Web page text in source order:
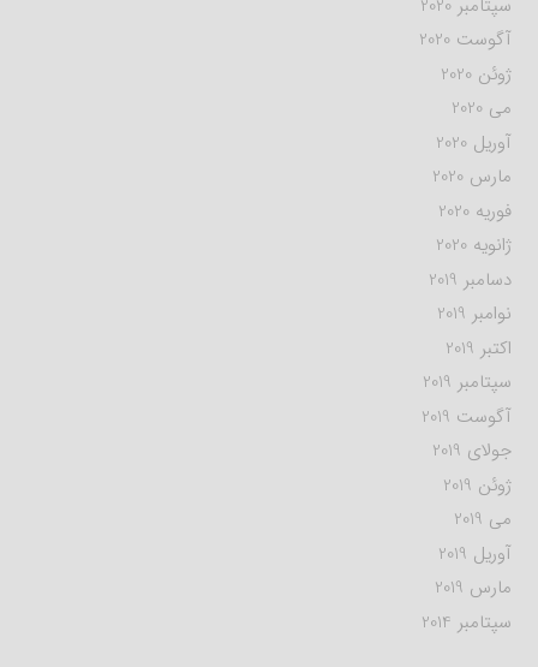
سپتامبر 2020
آگوست 2020
ژوئن 2020
می 2020
آوریل 2020
مارس 2020
فوریه 2020
ژانویه 2020
دسامبر 2019
نوامبر 2019
اکتبر 2019
سپتامبر 2019
آگوست 2019
جولای 2019
ژوئن 2019
می 2019
آوریل 2019
مارس 2019
سپتامبر 2014